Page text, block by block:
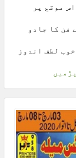
موقع پر
فن کا جادو
لطف اندوز